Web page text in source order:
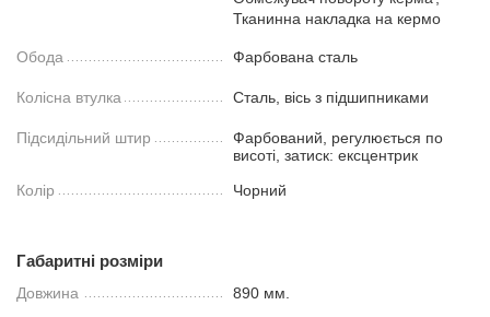
Тканинна накладка на кермо
Обода Фарбована сталь
Колісна втулка Сталь, вісь з підшипниками
Підсидільний штир
Фарбований, регулюється по
висоті, затиск: ексцентрик
Колір
Чорний
Габаритні розміри
Довжина 890 мм.